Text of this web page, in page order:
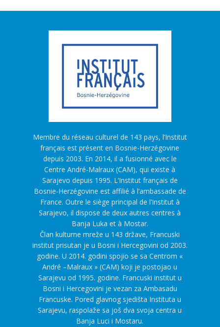
Membre du réseau culturel de 143 pays, l’Institut
français est présent en Bosnie-Herzégovine
depuis 2003. En 2014, il a fusionné avec le
Centre André-Malraux (CAM), qui existe à
Sarajevo depuis 1995. L’Institut français de
Bosnie-Herzégovine est affilié à l’ambassade de
France. Outre le siège principal de l’Institut à
Sarajevo, il dispose de deux autres centres à
Banja Luka et à Mostar.
Član kulturne mreže u 143 države, Francuski
institut prisutan je u Bosni i Hercegovini od 2003.
godine. U 2014. godini spojio se sa Centrom «
André –Malraux » (CAM) koji je postojao u
Sarajevu od 1995. godine. Francuski institut u
Bosni i Hercegovini je vezan za Ambasadu
Francuske. Pored glavnog sjedišta Instituta u
Sarajevu, raspolaže sa još dva svoja centra u
Banja Luci i Mostaru.